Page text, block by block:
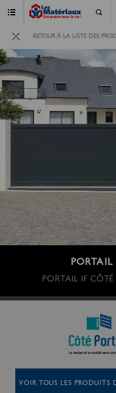
RETOUR À LA LISTE DES
PORTAIL
PORTAIL IF
VOIR TOUS LES PRODUITS